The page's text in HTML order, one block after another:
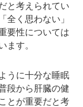
と考えられてい
全く思わない」
要性については
ます。
うに十分な睡眠
段から肝臓の健
とが重要だと考